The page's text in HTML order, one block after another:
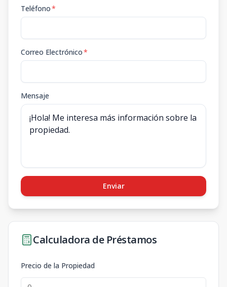
Teléfono*
Correo Electrónico*
Mensaje
Enviar
Calculadora de Préstamos
Precio de la Propiedad